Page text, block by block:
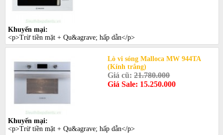
Khuyến mại:
<p>Trừ tiền mặt + Qu&agrave; hấp dẫn</p>
Lò vi sóng Malloca MW 944TA
(Kính trắng)
Giá cũ:21.780.000
Giá Sale: 15.250.000
Khuyến mại:
<p>Trừ tiền mặt + Qu&agrave; hấp dẫn</p>